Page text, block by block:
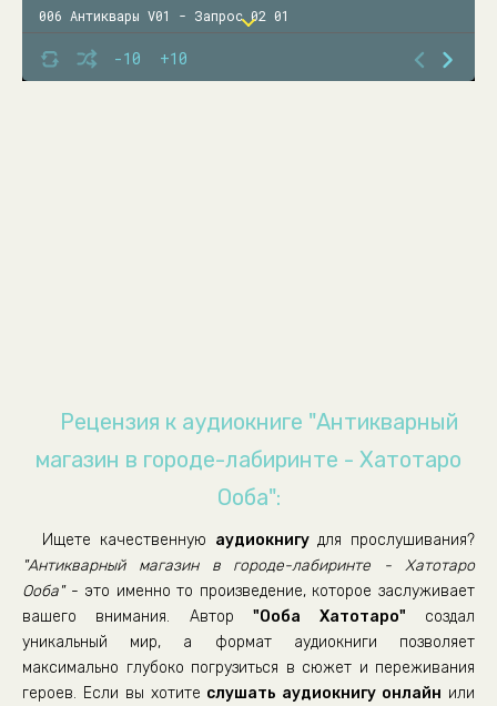
-10 +10
006 Антиквары V01 - Запрос 02 01
007 Антиквары V01 - Запрос 02 02
008 Антиквары V01 - Запрос 03 01
019 Антиквары V01 - Запрос 07 01
021 Антиквары V01 - Запрос 07 03
022 Антиквары V01 - Запрос 07 04
023 Антиквары V01 - Запрос 08 01
024 Антиквары V01 - Запрос 08 02
025 Антиквары V01 - Послесловие автора
Рецензия к аудиокниге "Антикварный
магазин в городе-лабиринте - Хатотаро
Ооба":
Ищете качественную аудиокнигудля прослушивания?
"Антикварный магазин в городе-лабиринте - Хатотаро
Ооба"- это именно то произведение, которое заслуживает
вашего внимания. Автор"Ооба Хатотаро" создал
уникальный мир, а формат аудиокниги позволяет
максимально глубоко погрузиться в сюжет и переживания
героев. Если вы хотите слушать аудиокнигу онлайн или